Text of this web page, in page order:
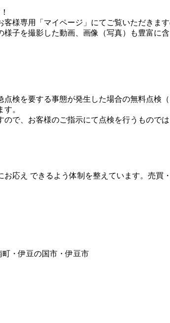
様専用「マイページ」にてご覧いただきま
子を撮影した動画、画像（写真）も豊富に
検を要する事態が発生した場合の無料点
。
で、お客様のご指示にて点検を行うものでは
応え できるよう体制を整えています。売
・伊豆の国市・伊豆市